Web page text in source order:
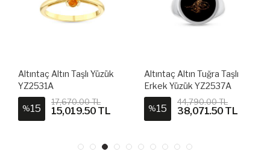
Altıntaç Altın Taşlı Yüzük
YZ2531A
%15
17,670.00 TL
15,019.50 TL
Altıntaç Altın Tuğra Taşlı
Erkek Yüzük YZ2537A
%15
44,790.00 TL
38,071.50 TL